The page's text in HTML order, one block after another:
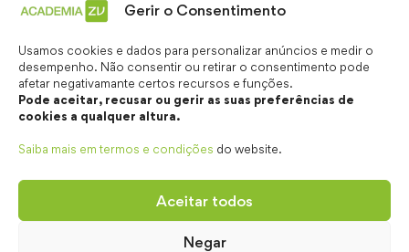
Gerir o Consentimento
Usamos cookies e dados para personalizar anúncios e medir o
desempenho. Não consentir ou retirar o consentimento pode
afetar negativamante certos recursos e funções.
Pode aceitar, recusar ou gerir as suas preferências de
cookies a qualquer altura.
Saiba mais em termos e condições do website.
Aceitar todos
Negar